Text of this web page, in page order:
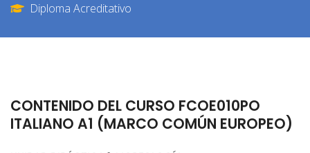
Diploma Acreditativo
CONTENIDO DEL CURSO FCOE010PO
ITALIANO A1 (MARCO COMÚN EUROPEO)